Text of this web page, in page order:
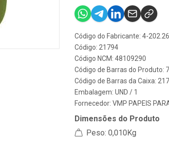
Código do Fabricante: 4-
Código: 21794
Código NCM: 48109290
Código de Barras do Produto:
Código de Barras da Caixa:
Embalagem: UND / 1
Fornecedor: VMP PAPEIS
Dimensões do Produto
Peso: 0,010Kg